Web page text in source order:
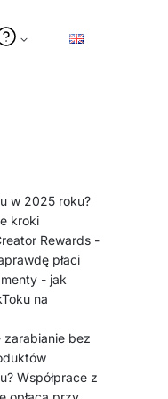
w 2025 roku?
kroki
Rewards -
płaci
- jak
na
zarabianie bez
Współprace z